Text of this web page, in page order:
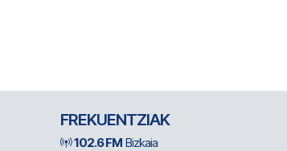
FREKUENTZIAK
102.6 FM Bizkaia